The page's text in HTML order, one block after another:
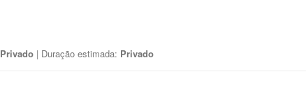
Privado | Duração estimada: Privado